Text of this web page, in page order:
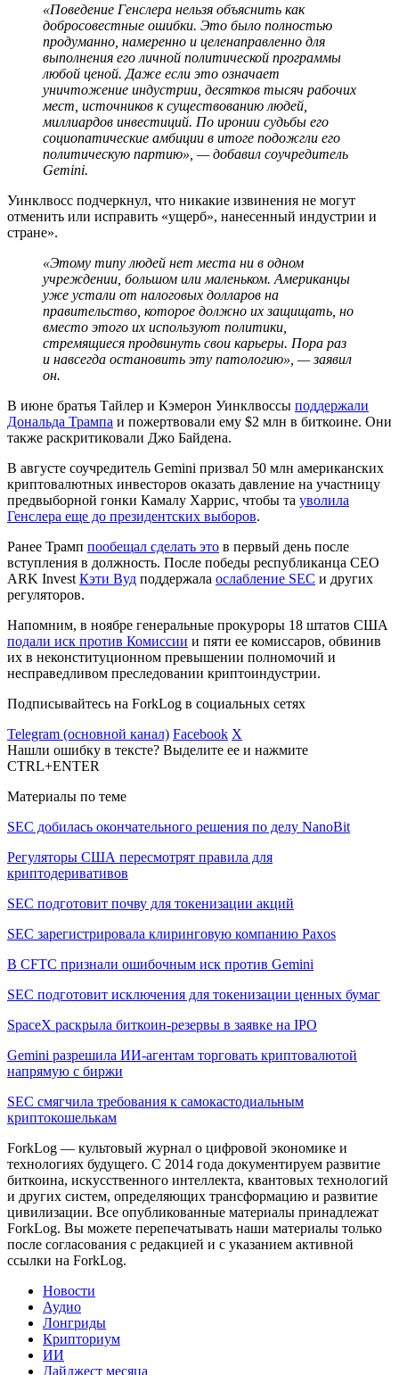
«Поведение Генслера нельзя объяснить как
добросовестные ошибки. Это было полностью
продуманно, намеренно и целенаправленно для
выполнения его личной политической программы
любой ценой. Даже если это означает
уничтожение индустрии, десятков тысяч рабочих
мест, источников к существованию людей,
миллиардов инвестиций. По иронии судьбы его
социопатические амбиции в итоге подожгли его
политическую партию», — добавил соучредитель
Gemini.
Уинклвосс подчеркнул, что никакие извинения не могут
отменить или исправить «ущерб», нанесенный индустрии и
стране».
«Этому типу людей нет места ни в одном
учреждении, большом или маленьком. Американцы
уже устали от налоговых долларов на
правительство, которое должно их защищать, но
вместо этого их используют политики,
стремящиеся продвинуть свои карьеры. Пора раз
и навсегда остановить эту патологию», — заявил
он.
В июне братья Тайлер и Кэмерон Уинклвоссы поддержали
Дональда Трампа и пожертвовали ему $2 млн в биткоине. Они
также раскритиковали Джо Байдена.
В августе соучредитель Gemini призвал 50 млн американских
криптовалютных инвесторов оказать давление на участницу
предвыборной гонки Камалу Харрис, чтобы та уволила
Генслера еще до президентских выборов.
Ранее Трамп пообещал сделать это в первый день после
вступления в должность. После победы республиканца CEO
ARK Invest Кэти Вуд поддержала ослабление SEC и других
регуляторов.
Напомним, в ноябре генеральные прокуроры 18 штатов США
подали иск против Комиссии и пяти ее комиссаров, обвинив
их в неконституционном превышении полномочий и
несправедливом преследовании криптоиндустрии.
Подписывайтесь на ForkLog в социальных сетях
Telegram (основной канал) Facebook X
Нашли ошибку в тексте? Выделите ее и нажмите
CTRL+ENTER
Материалы по теме
SEC добилась окончательного решения по делу NanoBit
Регуляторы США пересмотрят правила для
криптодеривативов
SEC подготовит почву для токенизации акций
SEC зарегистрировала клиринговую компанию Paxos
В CFTC признали ошибочным иск против Gemini
SEC подготовит исключения для токенизации ценных бумаг
SpaceX раскрыла биткоин-резервы в заявке на IPO
Gemini разрешила ИИ-агентам торговать криптовалютой
напрямую с биржи
SEC смягчила требования к самокастодиальным
криптокошелькам
ForkLog — культовый журнал о цифровой экономике и
технологиях будущего. С 2014 года документируем развитие
биткоина, искусственного интеллекта, квантовых технологий
и других систем, определяющих трансформацию и развитие
цивилизации. Все опубликованные материалы принадлежат
ForkLog. Вы можете перепечатывать наши материалы только
после согласования с редакцией и с указанием активной
ссылки на ForkLog.
Новости
Аудио
Лонгриды
Крипториум
ИИ
Дайджест месяца